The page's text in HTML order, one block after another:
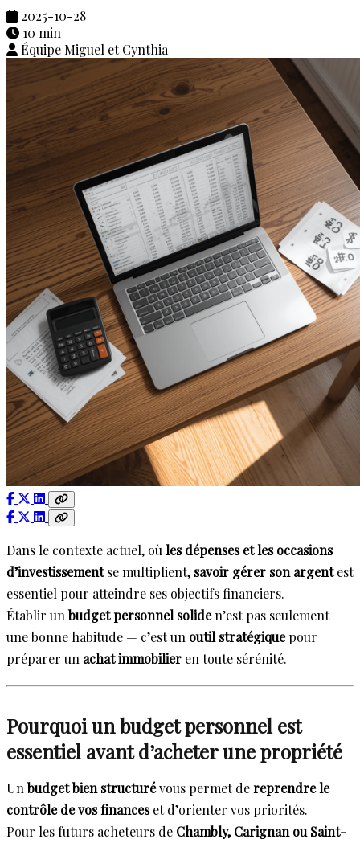
2025-10-28
10 min
Équipe Miguel et Cynthia
Dans le contexte actuel, où les dépenses et les occasions
d’investissementse multiplient, savoir gérer son argentest
essentiel pour atteindre ses objectifs financiers.
Établir unbudget personnel soliden’est pas seulement
une bonne habitude — c’est un outil stratégiquepour
préparer un achat immobilier en toute sérénité.
Pourquoi un budget personnel est
essentiel avant d’acheter une propriété
Unbudget bien structurévous permet dereprendre le
contrôle de vos financeset d’orienter vos priorités.
Pour les futurs acheteurs de Chambly, Carignan ou Saint-